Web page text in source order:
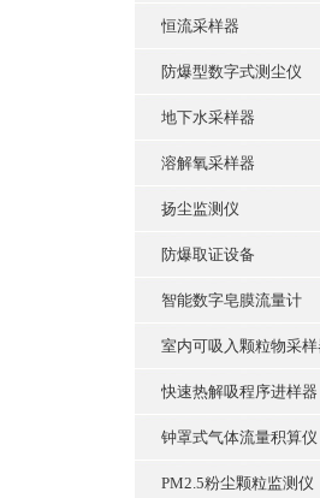
恒流采样器
防爆型数字式测尘仪
地下水采样器
溶解氧采样器
扬尘监测仪
防爆取证设备
智能数字皂膜流量计
室内可吸入颗粒物采样
快速热解吸程序进样器
钟罩式气体流量积算仪
PM2.5粉尘颗粒监测仪